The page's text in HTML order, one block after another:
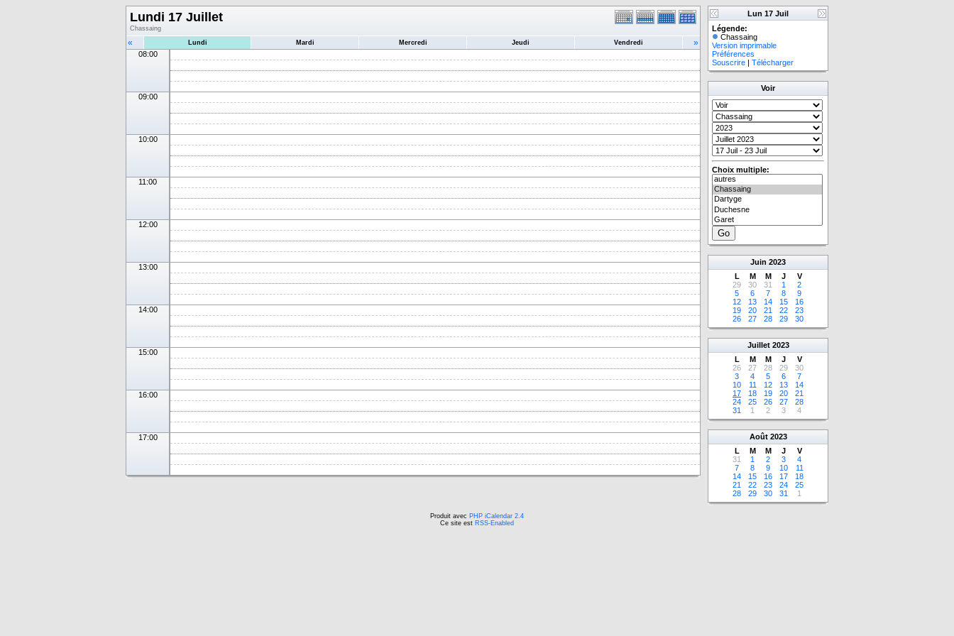
Lundi 17 Juillet
Chassaing
« Lundi Mardi Mercredi Jeudi Vendredi »
08:00
09:00
10:00
11:00
12:00
13:00
14:00
15:00
16:00
17:00
Lun 17 Juil
Légende:
Chassaing
Version imprimable
Préférences
Souscrire | Télécharger
Voir
Choix multiple:
Juin 2023
L
M M J
V
29
30 31 1
2
5
6 7 8
9
12
13 14 15
16
19
20 21 22
23
26
27 28 29 30
Juillet 2023
L
M M J
V
26
27 28 29
30
3
4 5 6
7
10
11 12 13
14
17
18 19 20
21
24
25 26 27
28
31
1 2 3 4
Août 2023
L
M M J
V
31
1 2 3
4
7
8 9 10
11
14
15 16 17
18
21
22 23 24
25
28
29 30 31 1
Produit avec PHP iCalendar 2.4
Ce site est RSS-Enabled